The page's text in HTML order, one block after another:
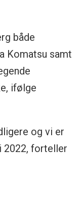
både
Komatsu samt
ifølge
og vi er
2022, forteller